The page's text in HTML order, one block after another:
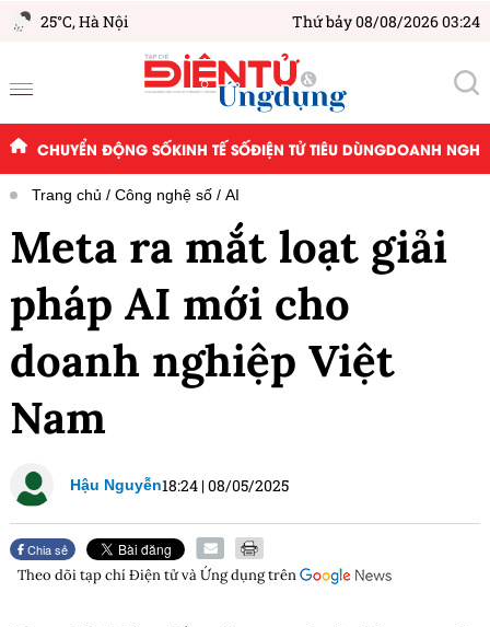
25°C,Hà Nội Thứ bảy 08/08/2026 03:24
CHUYỂN ĐỘNG SỐKINH TẾ SỐĐIỆN TỬ TIÊU DÙNGDOANH
Trang chủ Công nghệ số AI
Meta ra mắt loạt giải
pháp AI mới cho
doanh nghiệp Việt
Nam
Hậu Nguyễn18:24 |08/05/2025
Chia sẻ
Theo dõi tạp chíĐiện tử và Ứng dụngtrên